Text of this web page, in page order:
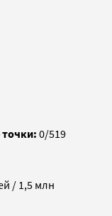
0/519
/ 1,5 млн